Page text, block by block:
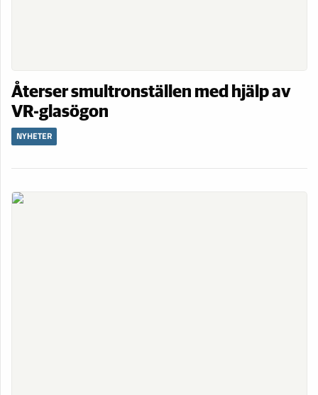
Återser smultronställen med hjälp av
VR-glasögon
NYHETER